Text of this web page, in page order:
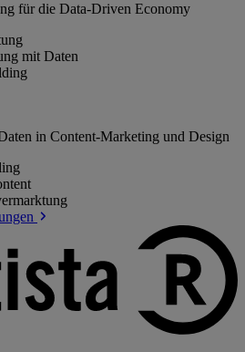
für die Data-Driven Economy
mit Daten
in Content-Marketing und Design